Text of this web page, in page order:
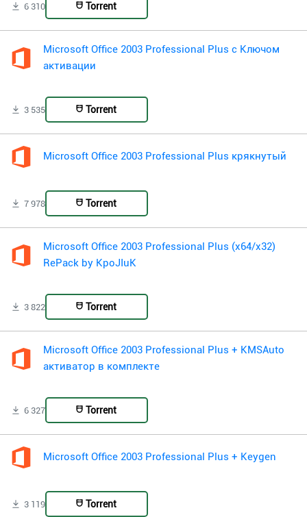
6 310 Torrent
Microsoft Office 2003 Professional Plus с Ключом
активации
3 535 Torrent
Microsoft Office 2003 Professional Plus крякнутый
7 978 Torrent
Microsoft Office 2003 Professional Plus (x64/x32)
RePack by KpoJIuK
3 822 Torrent
Microsoft Office 2003 Professional Plus + KMSAuto
активатор в комплекте
6 327 Torrent
Microsoft Office 2003 Professional Plus + Keygen
3 119 Torrent